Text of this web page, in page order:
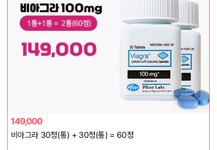
149,000
비아그라 30정(통) + 30정(통) = 60정